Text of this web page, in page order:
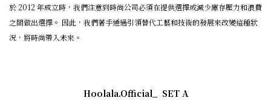
於 2012 年成立時，我們注意到時尚公司必須在提供選擇或減少庫存壓力和浪費
之間做出選擇。 因此，我們著手通過引領替代工藝和技術的發展來改變這種狀
況，將時尚帶入未來。
Hoolala.Official_ SET A